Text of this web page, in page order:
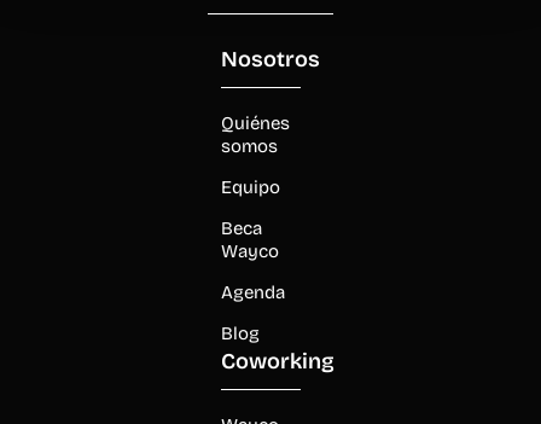
Nosotros
Quiénes
somos
Equipo
Beca
Wayco
Agenda
Blog
Coworking